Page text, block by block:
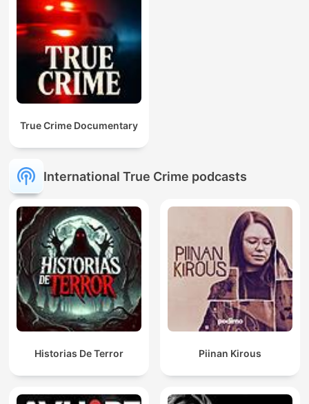
True Crime Documentary
International True Crime podcasts
Historias De Terror Piinan Kirous